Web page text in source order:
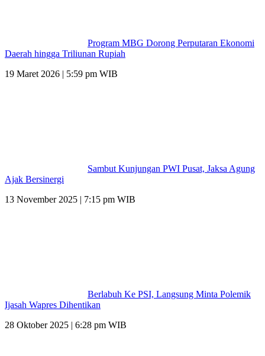
Program MBG Dorong Perputaran Ekonomi
Daerah hingga Triliunan Rupiah
19 Maret 2026 | 5:59 pm WIB
Sambut Kunjungan PWI Pusat, Jaksa Agung
Ajak Bersinergi
13 November 2025 | 7:15 pm WIB
Berlabuh Ke PSI, Langsung Minta Polemik
Ijasah Wapres Dihentikan
28 Oktober 2025 | 6:28 pm WIB